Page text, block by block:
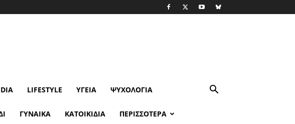
LIFESTYLE ΥΓΕΊΑ ΨΥΧΟΛΟΓΙΑ
ΓΥΝΑΙΚΑ ΚΑΤΟΙΚΙΔΙΑ ΠΕΡΙΣΣΟΤΕΡΑ